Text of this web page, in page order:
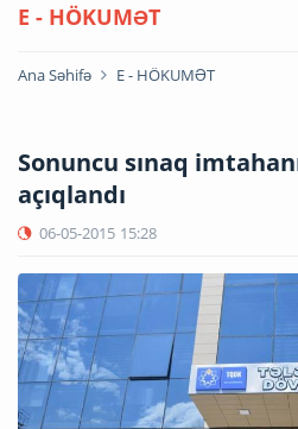
E - HÖKUMƏT
Ana Səhifə E - HÖKUMƏT
Sonuncu sınaq
açıqlandı
06-05-2015 15:28